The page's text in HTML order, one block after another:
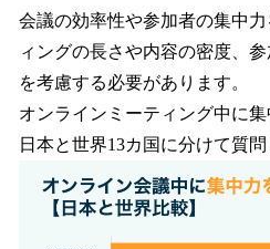
会議の効率性や参加者の集中
ィングの長さや内容の密度、
を考慮する必要があります。
オンラインミーティング中に
日本と世界13カ国に分けて質問